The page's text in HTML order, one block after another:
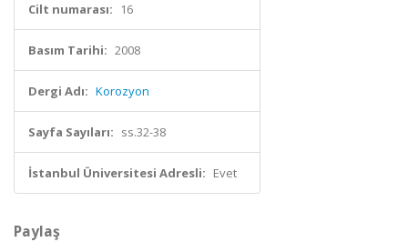
Cilt numarası: 16
Basım Tarihi: 2008
Dergi Adı: Korozyon
Sayfa Sayıları: ss.32-38
İstanbul Üniversitesi Adresli: Evet
Paylaş